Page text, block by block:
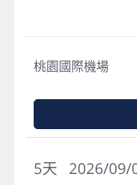
桃園國際機場
2026/09/
5天